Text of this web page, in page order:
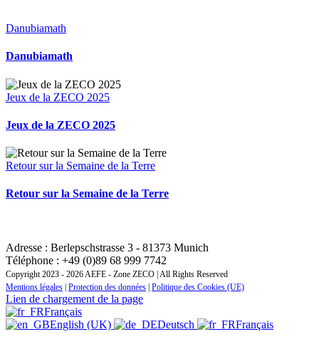
Danubiamath
Danubiamath
Jeux de la ZECO 2025
Jeux de la ZECO 2025
Retour sur la Semaine de la Terre
Retour sur la Semaine de la Terre
Adresse : Berlepschstrasse 3 - 81373 Munich
Téléphone : +49 (0)89 68 999 7742
Copyright 2023 - 2026 AEFE - Zone ZECO | All Rights Reserved
Mentions légales | Protection des données | Politique des Cookies (UE)
Lien de chargement de la page
Français
English (UK)
Deutsch Français